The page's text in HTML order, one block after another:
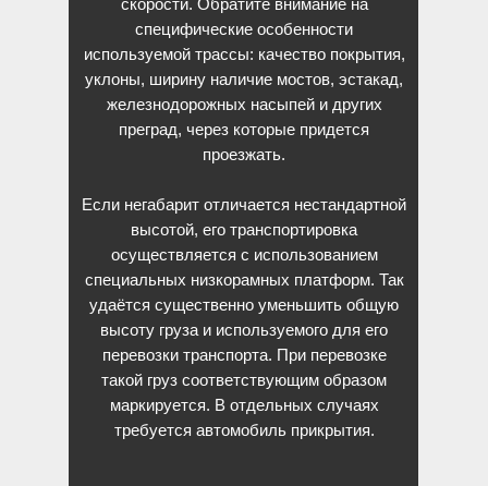
скорости. Обратите внимание на
специфические особенности
используемой трассы: качество покрытия,
уклоны, ширину наличие мостов, эстакад,
железнодорожных насыпей и других
преград, через которые придется
проезжать.
Если негабарит отличается нестандартной
высотой, его транспортировка
осуществляется с использованием
специальных низкорамных платформ. Так
удаётся существенно уменьшить общую
высоту груза и используемого для его
перевозки транспорта. При перевозке
такой груз соответствующим образом
маркируется. В отдельных случаях
требуется автомобиль прикрытия.